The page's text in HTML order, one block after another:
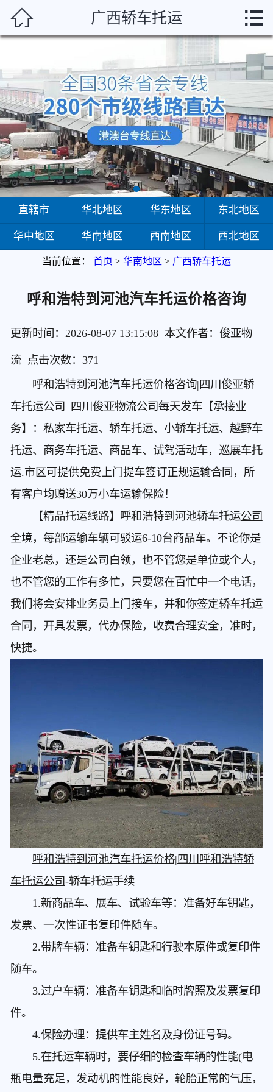
华北地区
华东地区
东北地区
华中地区
华南地区
西南地区
 广西轿车托运 
直辖市 华北地区 华东地区 东北地区
华中地区 华南地区 西南地区 西北地区
当前位置： 首页 > 华南地区 > 广西轿车托运
呼和浩特到河池汽车托运价格咨询
更新时间：2026-08-07 13:15:08 本文作者：俊亚物
流 点击次数： 371
呼和浩特到河池汽车托运价格咨询|四川俊亚轿
车托运公司
_四川俊亚物流公司每天发车【承接业
务】：私家车托运、轿车托运、小轿车托运、越野车
托运、商务车托运、商品车、试驾活动车，巡展车托
运.市区可提供免费上门提车签订正规运输合同，所
有客户均赠送30万小车运输保险！
【精品托运线路】呼和浩特到河池轿车托运公司
全境，每部运输车辆可驳运6-10台商品车。不论你是
企业老总，还是公司白领，也不管您是单位或个人，
也不管您的工作有多忙，只要您在百忙中一个电话，
我们将会安排业务员上门接车，并和你签定轿车托运
合同，开具发票，代办保险，收费合理安全，准时，
快捷。
呼和浩特到河池汽车托运价格|四川呼和浩特轿
车托运公司-轿车托运手续
1.新商品车、展车、试验车等：准备好车钥匙，
发票、一次性证书复印件随车。
2.带牌车辆：准备车钥匙和行驶本原件或复印件
随车。
3.过户车辆：准备车钥匙和临时牌照及发票复印
件。
4.保险办理：提供车主姓名及身份证号码。
5.在托运车辆时，要仔细的检查车辆的性能(电
瓶电量充足，发动机的性能良好，轮胎正常的气压，